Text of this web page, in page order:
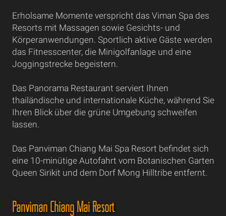
Erholsame Momente verspricht das Viman Spa des
Resorts mit Massagen sowie Gesichts- und
Körperanwendungen. Sportlich aktive Gäste werden
das Fitnesscenter, die Minigolfanlage und eine
Joggingstrecke begeistern.
Das Panorama Restaurant serviert Ihnen
thailändische und internationale Küche, während Sie
Ihren Blick über die grüne Umgebung schweifen
lassen.
Das Panviman Chiang Mai Spa Resort befindet sich
eine 10-minütige Autofahrt vom Botanischen Garten
Queen Sirikit und dem Dorf Mong Hilltribe entfernt.
Panviman Chiang Mai Resort